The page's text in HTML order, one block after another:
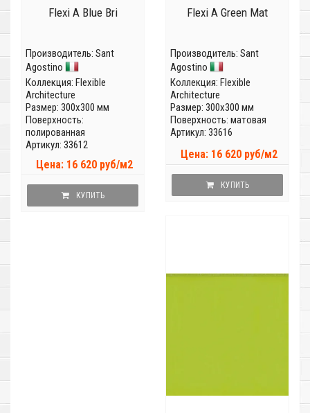
Flexi A Blue Bri
Производитель: Sant
Agostino
Коллекция: Flexible
Architecture
Размер: 300x300 мм
Поверхность:
полированная
Артикул: 33612
Цена: 16 620 руб/м2
КУПИТЬ
Flexi A Green Mat
Производитель: Sant
Agostino
Коллекция: Flexible
Architecture
Размер: 300x300 мм
Поверхность: матовая
Артикул: 33616
Цена: 16 620 руб/м2
КУПИТЬ